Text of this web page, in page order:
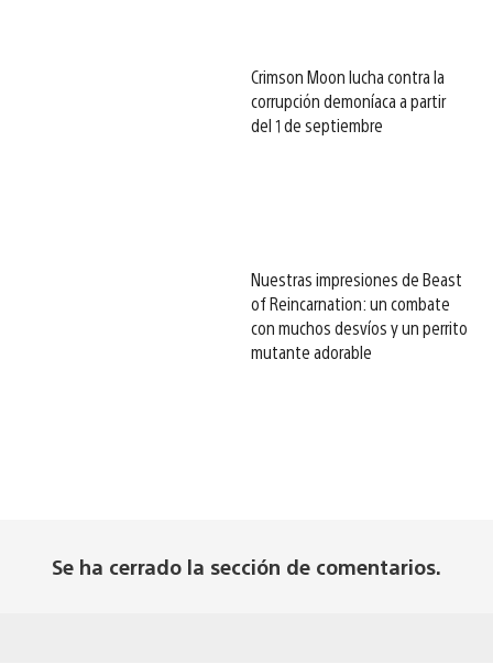
Crimson Moon lucha contra la
corrupción demoníaca a partir
del 1 de septiembre
Nuestras impresiones de Beast
of Reincarnation: un combate
con muchos desvíos y un perrito
mutante adorable
Se ha cerrado la sección de comentarios.